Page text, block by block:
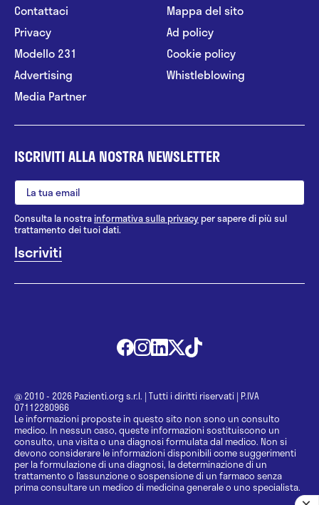
Contattaci
Privacy
Modello 231
Advertising
Media Partner
Mappa del sito
Ad policy
Cookie policy
Whistleblowing
ISCRIVITI ALLA NOSTRA NEWSLETTER
Consulta la nostrainformativa sulla privacy per sapere di più sul
trattamento dei tuoi dati.
@ 2010 - 2026 Pazienti.org s.r.l. | Tutti i diritti riservati | P.IVA
07112280966
Le informazioni proposte in questo sito non sono un consulto
medico. In nessun caso, queste informazioni sostituiscono un
consulto, una visita o una diagnosi formulata dal medico. Non si
devono considerare le informazioni disponibili come suggerimenti
per la formulazione di una diagnosi, la determinazione di un
trattamento o l’assunzione o sospensione di un farmaco senza
prima consultare un medico di medicina generale o uno specialista.